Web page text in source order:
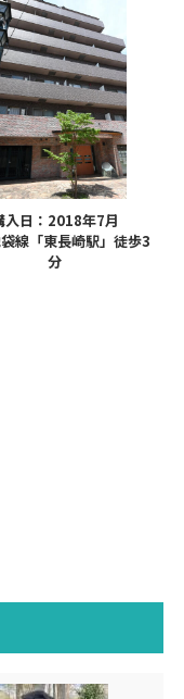
入日：2018年7月
線「東長崎駅」徒歩3
分